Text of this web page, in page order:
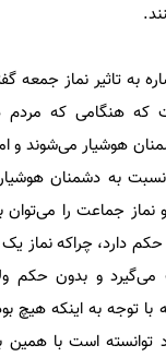
به تاثیر نماز جمعه
که هنگامی که مردم
هوشیار می‌شوند و
نسبت به دشمنان
نماز جماعت را
حکم دارد، چراکه نماز
می‌گیرد و بدون حکم
با توجه به اینکه هیچ
است با همین